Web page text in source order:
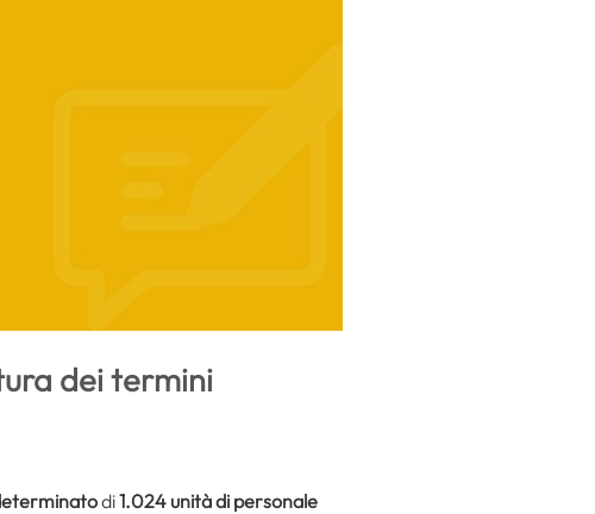
dei termini
di1.024 unità di personale